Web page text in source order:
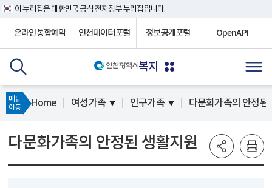
이 누리집은 대한민국 공식 전자정부 누리집입니다.
온라인통합예약 인천데이터포털 정보공개포털 OpenAPI
복지
메뉴
이동
Home 여성가족 인구가족 다문화가족의 안정된
다문화가족의 안정된 생활지원